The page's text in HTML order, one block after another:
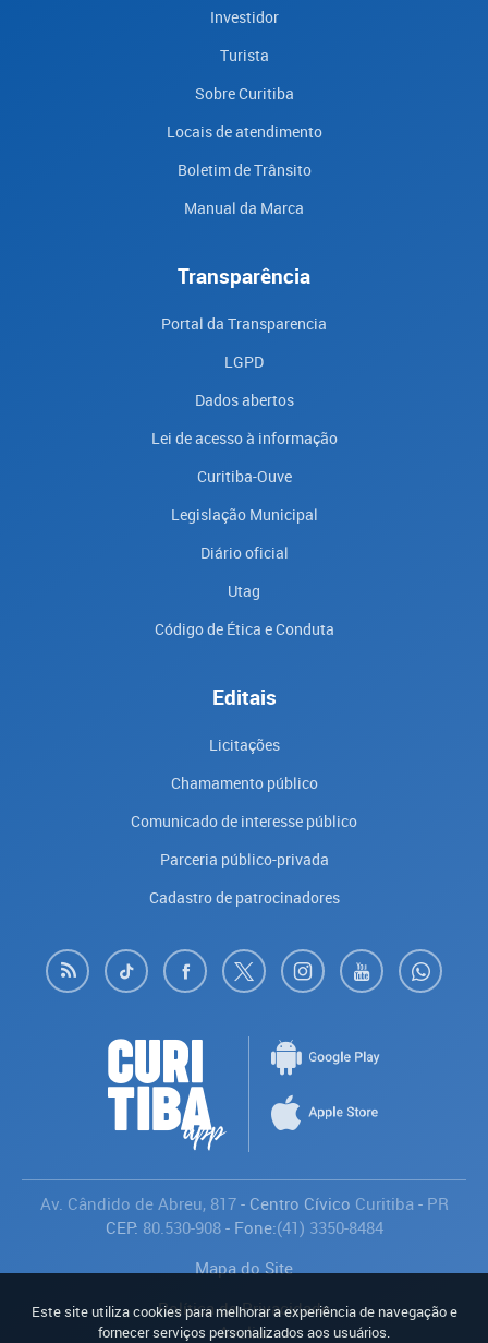
Investidor
Turista
Sobre Curitiba
Locais de atendimento
Boletim de Trânsito
Manual da Marca
Transparência
Portal da Transparencia
LGPD
Dados abertos
Lei de acesso à informação
Curitiba-Ouve
Legislação Municipal
Diário oficial
Utag
Código de Ética e Conduta
Editais
Licitações
Chamamento público
Comunicado de interesse público
Parceria público-privada
Cadastro de patrocinadores
Av. Cândido de Abreu, 817- Centro Cívico Curitiba- PR
CEP: 80.530-908- Fone:(41) 3350-8484
Mapa do Site
Política de Privacidade
Avaliar
Este site utiliza cookies para melhorar a experiência de navegação e
fornecer serviços personalizados aos usuários.